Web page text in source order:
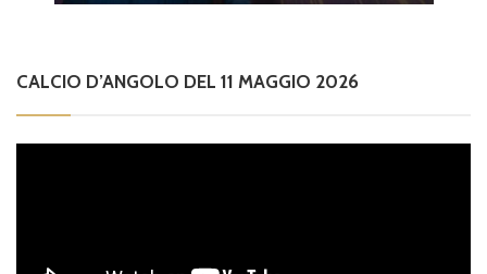
CALCIO D’ANGOLO DEL 11 MAGGIO 2026